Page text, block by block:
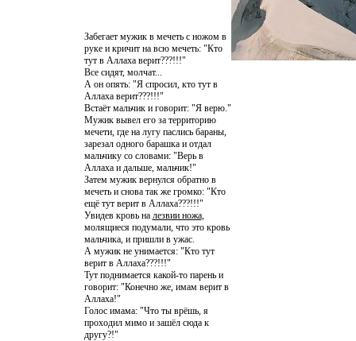
Забегает мужик в мечеть с ножом в
руке и кричит на всю мечеть: "Кто
тут в Аллаха верит???!!!"
Все сидят, молчат...
А он опять: "Я спросил, кто тут в
Аллаха верит???!!!"
Встаёт мальчик и говорит: "Я верю."
Мужик вывел его за территорию
мечети, где на лугу паслись бараны,
зарезал одного барашка и отдал
мальчику со словами: "Верь в
Аллаха и дальше, мальчик!"
Затем мужик вернулся обратно в
мечеть и снова так же громко: "Кто
ещё тут верит в Аллаха???!!!"
Увидев кровь на лезвии ножа,
молящиеся подумали, что это кровь
мальчика, и пришли в ужас.
А мужик не унимается: "Кто тут
верит в Аллаха???!!!"
Тут поднимается какой-то парень и
говорит: "Конечно же, имам верит в
Аллаха!"
Голос имама: "Что ты врёшь, я
проходил мимо и зашёл сюда к
другу?!"